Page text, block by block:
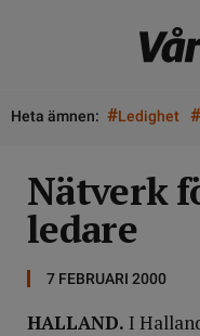
Heta ämnen: #Ledighet #
Nätverk
ledare
7 FEBRUARI 2000
HALLAND. I